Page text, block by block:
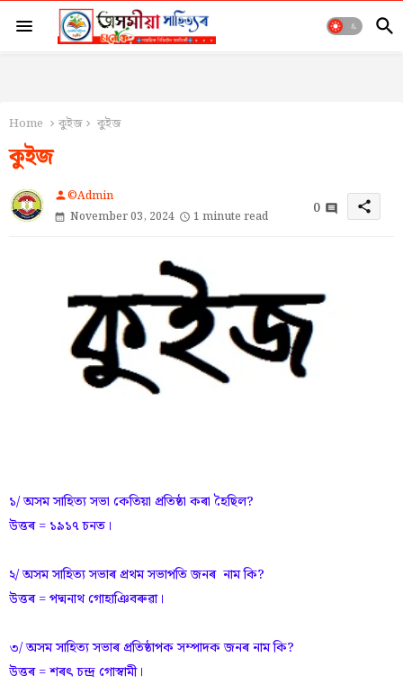
Home কুইজ কুইজ
কুইজ
person©Admin
November 03, 2024
1 minute read 0 share
১/ অসম সাহিত্য সভা কেতিয়া প্ৰতিষ্ঠা কৰা হৈছিল?
উত্তৰ = ১৯১৭ চনত।
২/ অসম সাহিত্য সভাৰ প্ৰথম সভাপতি জনৰ নাম কি?
উত্তৰ = পদ্মনাথ গোহাঞিবৰুৱা।
৩/ অসম সাহিত্য সভাৰ প্ৰতিষ্ঠাপক সম্পাদক জনৰ নাম কি?
উত্তৰ = শৰৎ চন্দ্ৰ গোস্বামী।